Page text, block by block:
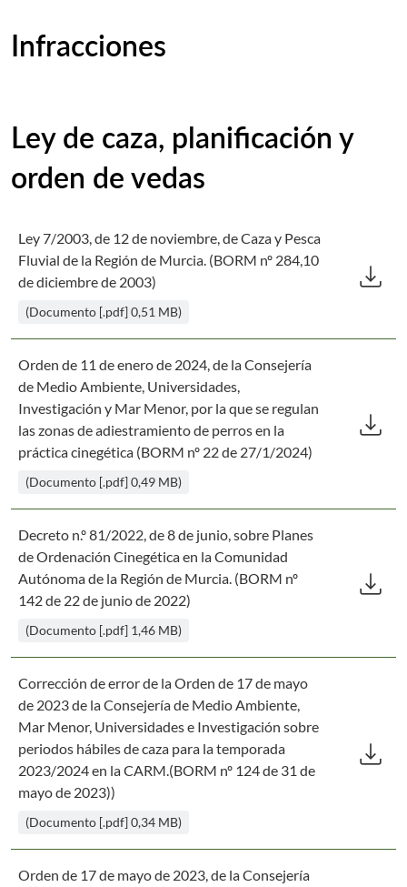
Infracciones
Ley de caza, planificación y
orden de vedas
Ley 7/2003, de 12 de noviembre, de Caza y Pesca
Fluvial de la Región de Murcia. (BORM nº 284,10
de diciembre de 2003)
(Documento [.pdf] 0,51 MB)
download
Orden de 11 de enero de 2024, de la Consejería
de Medio Ambiente, Universidades,
Investigación y Mar Menor, por la que se regulan
las zonas de adiestramiento de perros en la
práctica cinegética (BORM nº 22 de 27/1/2024)
(Documento [.pdf] 0,49 MB)
download
Decreto n.º 81/2022, de 8 de junio, sobre Planes
de Ordenación Cinegética en la Comunidad
Autónoma de la Región de Murcia. (BORM nº
142 de 22 de junio de 2022)
(Documento [.pdf] 1,46 MB)
download
Corrección de error de la Orden de 17 de mayo
de 2023 de la Consejería de Medio Ambiente,
Mar Menor, Universidades e Investigación sobre
periodos hábiles de caza para la temporada
2023/2024 en la CARM.(BORM nº 124 de 31 de
mayo de 2023))
(Documento [.pdf] 0,34 MB)
download
Orden de 17 de mayo de 2023, de la Consejería